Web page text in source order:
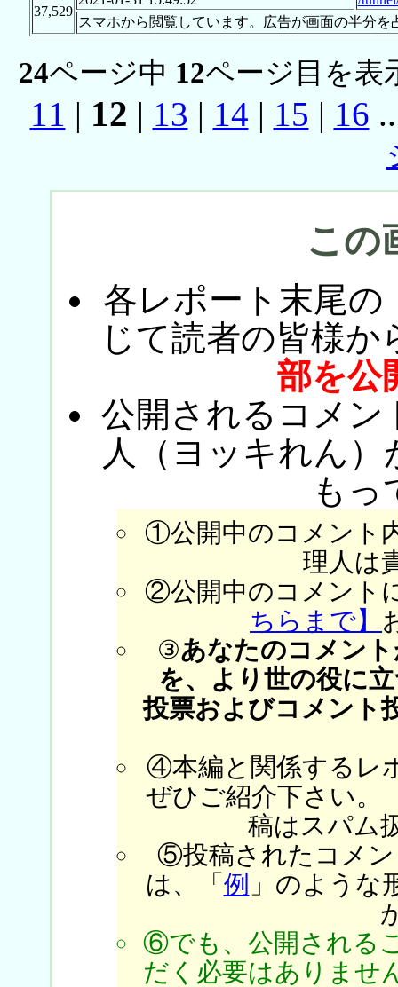
37,529
スマホから閲覧しています。広告が画面の半分
24ページ中 12ページ目を表
11 | 12 | 13 | 14 | 15 | 16
この
各レポート末尾の
じて読者の皆様か
部を公
公開されるコメン
人（ヨッキれん
もっ
①公開中のコメント
理人は
②公開中のコメント
ちらまで】
③あなたのコメン
を、より世の役に
投票およびコメント
④本編と関係するレ
ぜひご紹介下さい。
稿はスパム
⑤投稿されたコメン
は、「 例 」のような
⑥でも、公開される
だく必要はありませ